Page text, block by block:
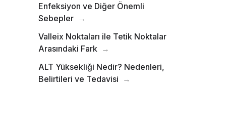
Enfeksiyon ve Diğer Önemli
Sebepler
Valleix Noktaları ile Tetik Noktalar
Arasındaki Fark
ALT Yüksekliği Nedir? Nedenleri,
Belirtileri ve Tedavisi